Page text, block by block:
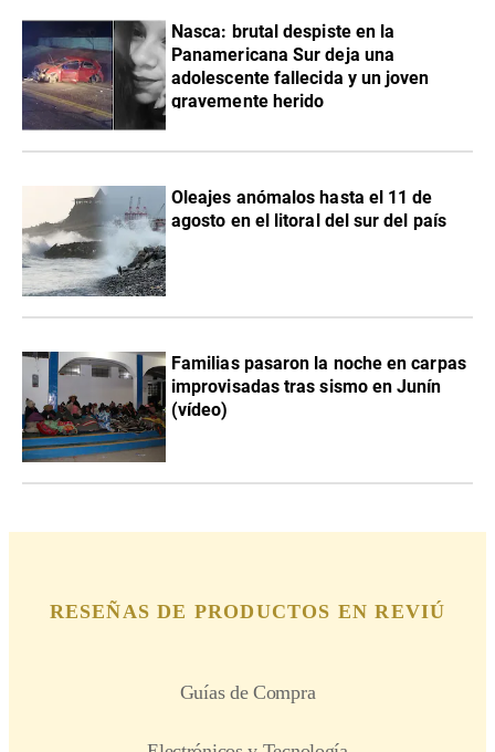
Nasca: brutal despiste en la
Panamericana Sur deja una
adolescente fallecida y un joven
gravemente herido
Oleajes anómalos hasta el 11 de
agosto en el litoral del sur del país
Familias pasaron la noche en carpas
improvisadas tras sismo en Junín
(vídeo)